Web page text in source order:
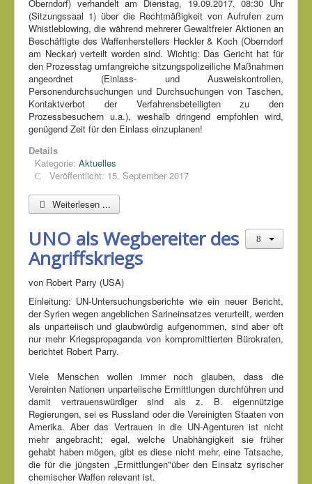
Oberndorf) verhandelt am Dienstag, 19.09.2017, 08:30 Uhr
(Sitzungssaal 1) über die Rechtmäßigkeit von Aufrufen zum
Whistleblowing, die während mehrerer Gewaltfreier Aktionen an
Beschäftigte des Waffenherstellers Heckler & Koch (Oberndorf
am Neckar) verteilt worden sind. Wichtig: Das Gericht hat für
den Prozesstag umfangreiche sitzungspolizeiliche Maßnahmen
angeordnet (Einlass- und Ausweiskontrollen,
Personendurchsuchungen und Durchsuchungen von Taschen,
Kontaktverbot der Verfahrensbeteiligten zu den
Prozessbesuchern u.a.), weshalb dringend empfohlen wird,
genügend Zeit für den Einlass einzuplanen!
Details
Kategorie: Aktuelles
Veröffentlicht: 15. September 2017
Weiterlesen ...
UNO als Wegbereiter des
Angriffskriegs
von Robert Parry (USA)
Einleitung: UN-Untersuchungsberichte wie ein neuer Bericht,
der Syrien wegen angeblichen Sarineinsatzes verurteilt, werden
als unparteiisch und glaubwürdig aufgenommen, sind aber oft
nur mehr Kriegspropaganda von kompromittierten Bürokraten,
berichtet Robert Parry.
Viele Menschen wollen immer noch glauben, dass die
Vereinten Nationen unparteiische Ermittlungen durchführen und
damit vertrauenswürdiger sind als z. B. eigennützige
Regierungen, sei es Russland oder die Vereinigten Staaten von
Amerika. Aber das Vertrauen in die UN-Agenturen ist nicht
mehr angebracht; egal, welche Unabhängigkeit sie früher
gehabt haben mögen, gibt es diese nicht mehr, eine Tatsache,
die für die jüngsten „Ermittlungen"über den Einsatz syrischer
chemischer Waffen relevant ist.